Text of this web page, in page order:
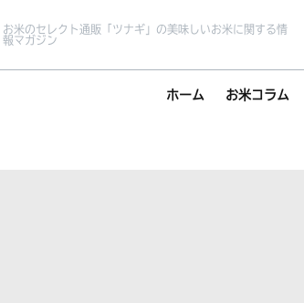
お米のセレクト通販「ツナギ」の美味しいお米に関する情
報マガジン
ホーム お米コラム